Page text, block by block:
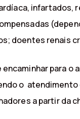
infartados,
doentes renais
encaminhar para
o
a partir da